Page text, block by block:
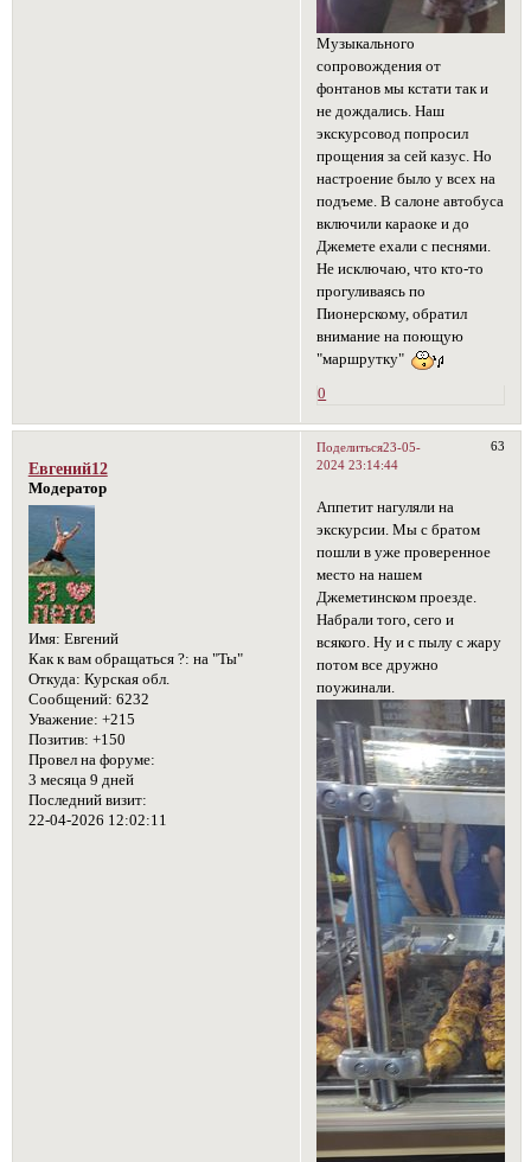
Музыкального
сопровождения от
фонтанов мы кстати так и
не дождались. Наш
экскурсовод попросил
прощения за сей казус. Но
настроение было у всех на
подъеме. В салоне автобуса
включили караоке и до
Джемете ехали с песнями.
Не исключаю, что кто-то
прогуливаясь по
Пионерскому, обратил
внимание на поющую
"маршрутку"
0
Поделиться 63
23-05-
2024 23:14:44
Евгений12
Модератор
Имя: Евгений
Как к вам обращаться ?: на "Ты"
Откуда: Курская обл.
Сообщений: 6232
Уважение: +215
Позитив: +150
Провел на форуме:
3 месяца 9 дней
Последний визит:
22-04-2026 12:02:11
Аппетит нагуляли на
экскурсии. Мы с братом
пошли в уже проверенное
место на нашем
Джеметинском проезде.
Набрали того, сего и
всякого. Ну и с пылу с жару
потом все дружно
поужинали.